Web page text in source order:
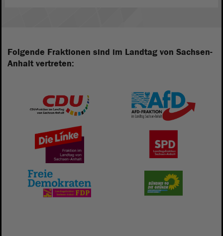
Folgende Fraktionen sind im Landtag von Sachsen-
Anhalt vertreten: